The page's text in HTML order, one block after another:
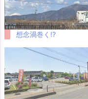
想念渦巻く!?